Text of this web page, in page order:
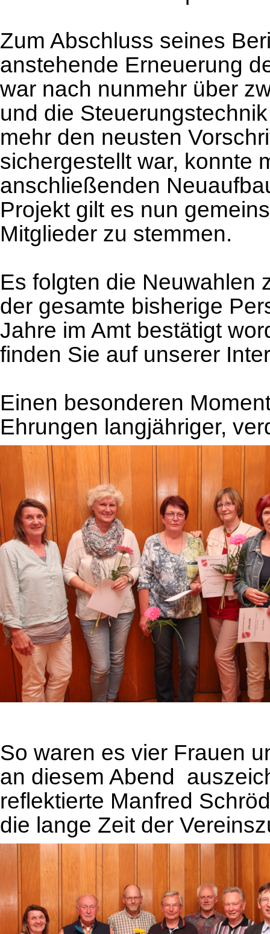
Zum Abschluss seines
anstehende Erneuerung
war nach nunmehr über
und die
mehr den neusten
sichergestellt war, konnte
anschließenden
Projekt gilt es nun
Mitglieder zu stemmen.
Es folgten die Neuwahlen
der gesamte bisherige
Jahre im Amt bestätigt
finden Sie auf unserer
Einen besonderen
Ehrungen langjähriger,
So waren es vier Frauen
an diesem Abend
reflektierte Manfred
die lange Zeit der